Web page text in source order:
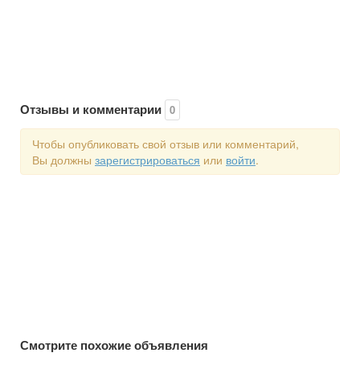
Отзывы и комментарии 0
Чтобы опубликовать свой отзыв или комментарий,
Вы должны зарегистрироваться или войти.
Смотрите похожие объявления